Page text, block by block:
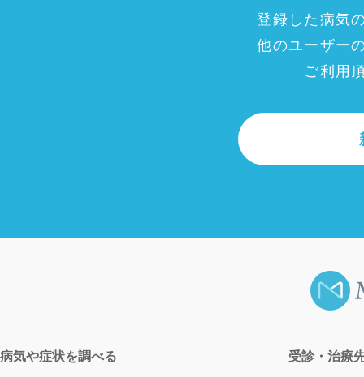
登録した病気
他のユーザー
ご利用
病気や症状を調べる 受診・治療